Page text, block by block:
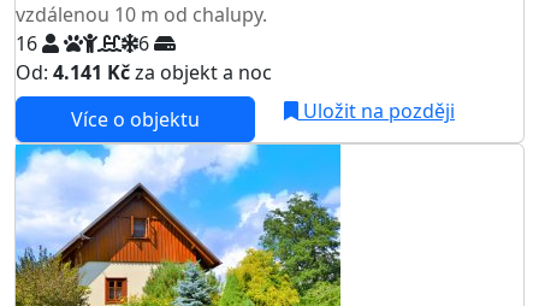
vzdálenou 10 m od chalupy.
16
6
Od: 4.141 Kčza objekt a noc
Více o objektu Uložit na později